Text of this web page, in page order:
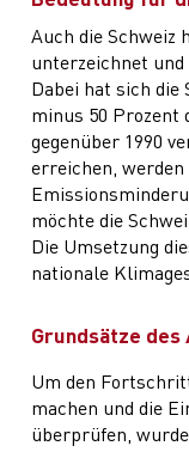
Auch die Schweiz
unterzeichnet und
Dabei hat sich die
minus 50 Prozent
gegenüber 1990
erreichen,
möchte die
Die Umsetzung
nationale
Grundsätze des
Um den
machen und die
überprüfen,